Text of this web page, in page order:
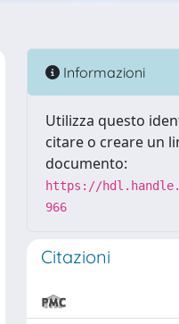
Informazioni
Utilizza questo
citare o creare un
documento:
https://
966
Citazioni